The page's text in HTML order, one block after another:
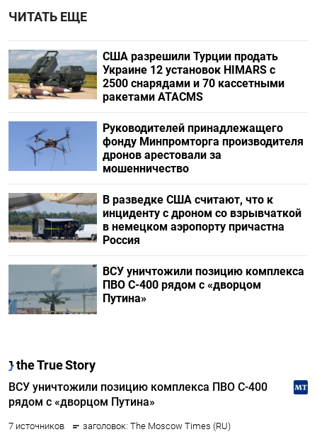
ЧИТАТЬ ЕЩЕ
США разрешили Турции продать
Украине 12 установок HIMARS с
2500 снарядами и 70 кассетными
ракетами ATACMS
Руководителей принадлежащего
фонду Минпромторга производителя
дронов арестовали за
мошенничество
В разведке США считают, что к
инциденту с дроном со взрывчаткой
в немецком аэропорту причастна
Россия
ВСУ уничтожили позицию комплекса
ПВО С-400 рядом с «дворцом
Путина»